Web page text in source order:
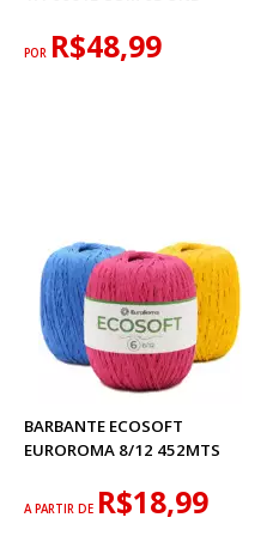
POR R$48,99
BARBANTE ECOSOFT
EUROROMA 8/12 452MTS
A PARTIR DE R$18,99